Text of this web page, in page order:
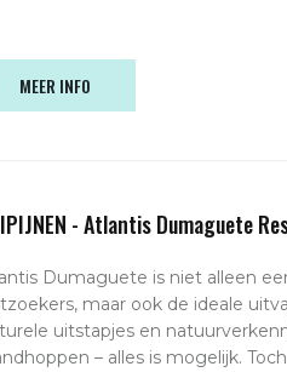
MEER INFO
- Atlantis Dumaguete
Dumaguete is niet alleen
maar ook de ideale
uitstapjes en
– alles is mogelijk.